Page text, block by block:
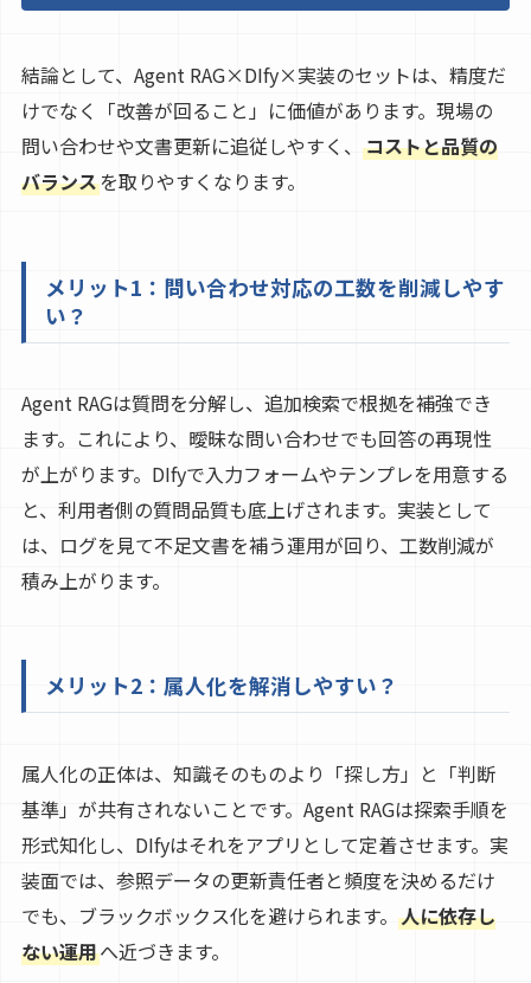
結論として、Agent RAG×DIfy×実装のセットは、精度だ
けでなく「改善が回ること」に価値があります。現場の
問い合わせや文書更新に追従しやすく、 コストと品質の
バランスを取りやすくなります。
メリット1：問い合わせ対応の工数を削減しやす
い？
Agent RAGは質問を分解し、追加検索で根拠を補強でき
ます。これにより、曖昧な問い合わせでも回答の再現性
が上がります。DIfyで入力フォームやテンプレを用意する
と、利用者側の質問品質も底上げされます。実装として
は、ログを見て不足文書を補う運用が回り、工数削減が
積み上がります。
メリット2：属人化を解消しやすい？
属人化の正体は、知識そのものより「探し方」と「判断
基準」が共有されないことです。Agent RAGは探索手順を
形式知化し、DIfyはそれをアプリとして定着させます。実
装面では、参照データの更新責任者と頻度を決めるだけ
でも、ブラックボックス化を避けられます。 人に依存し
ない運用へ近づきます。